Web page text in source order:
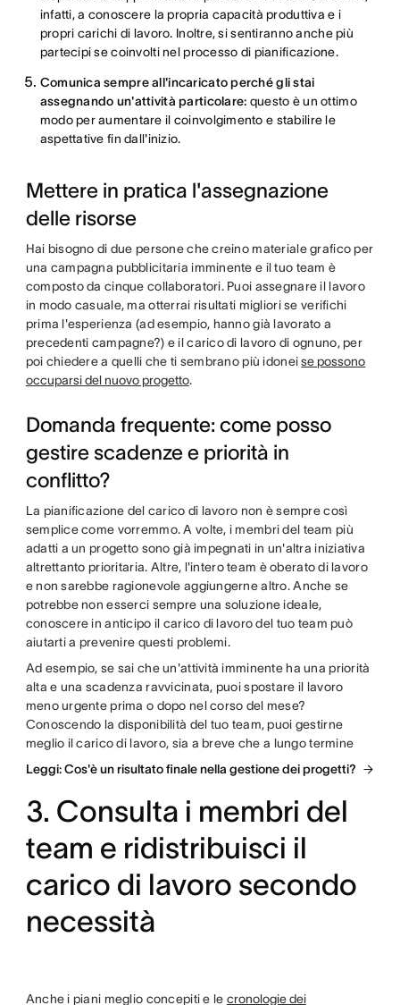
infatti, a conoscere la propria capacità produttiva e i
propri carichi di lavoro. Inoltre, si sentiranno anche più
partecipi se coinvolti nel processo di pianificazione.
Comunica sempre all'incaricato perché gli stai
assegnando un'attività particolare: questo è un ottimo
modo per aumentare il coinvolgimento e stabilire le
aspettative fin dall'inizio.
Mettere in pratica l'assegnazione
delle risorse
Hai bisogno di due persone che creino materiale grafico per
una campagna pubblicitaria imminente e il tuo team è
composto da cinque collaboratori. Puoi assegnare il lavoro
in modo casuale, ma otterrai risultati migliori se verifichi
prima l'esperienza (ad esempio, hanno già lavorato a
precedenti campagne?) e il carico di lavoro di ognuno, per
poi chiedere a quelli che ti sembrano più idoneise possono
occuparsi del nuovo progetto.
Domanda frequente: come posso
gestire scadenze e priorità in
conflitto?
La pianificazione del carico di lavoro non è sempre così
semplice come vorremmo. A volte, i membri del team più
adatti a un progetto sono già impegnati in un'altra iniziativa
altrettanto prioritaria. Altre, l'intero team è oberato di lavoro
e non sarebbe ragionevole aggiungerne altro. Anche se
potrebbe non esserci sempre una soluzione ideale,
conoscere in anticipo il carico di lavoro del tuo team può
aiutarti a prevenire questi problemi.
Ad esempio, se sai che un'attività imminente ha una priorità
alta e una scadenza ravvicinata, puoi spostare il lavoro
meno urgente prima o dopo nel corso del mese?
Conoscendo la disponibilità del tuo team, puoi gestirne
meglio il carico di lavoro, sia a breve che a lungo termine
Leggi: Cos'è un risultato finale nella gestione dei progetti?
3. Consulta i membri del
team e ridistribuisci il
carico di lavoro secondo
necessità
Anche i piani meglio concepiti e le cronologie dei